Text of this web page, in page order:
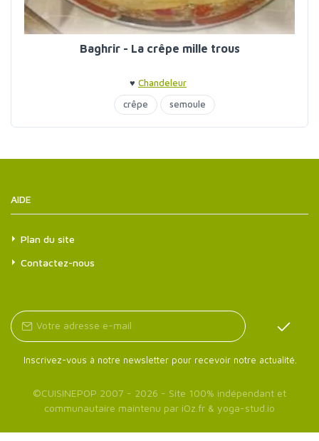
Baghrir - La crêpe mille trous
♥ Chandeleur
crêpe
semoule
AIDE
Plan du site
Contactez-nous
Inscrivez-vous à notre newsletter pour recevoir notre actualité.
©CUISINEPOP 2007 - 2026 - Site 100% indépendant et
communautaire maintenu par iOz.fr & yoga-stud.io